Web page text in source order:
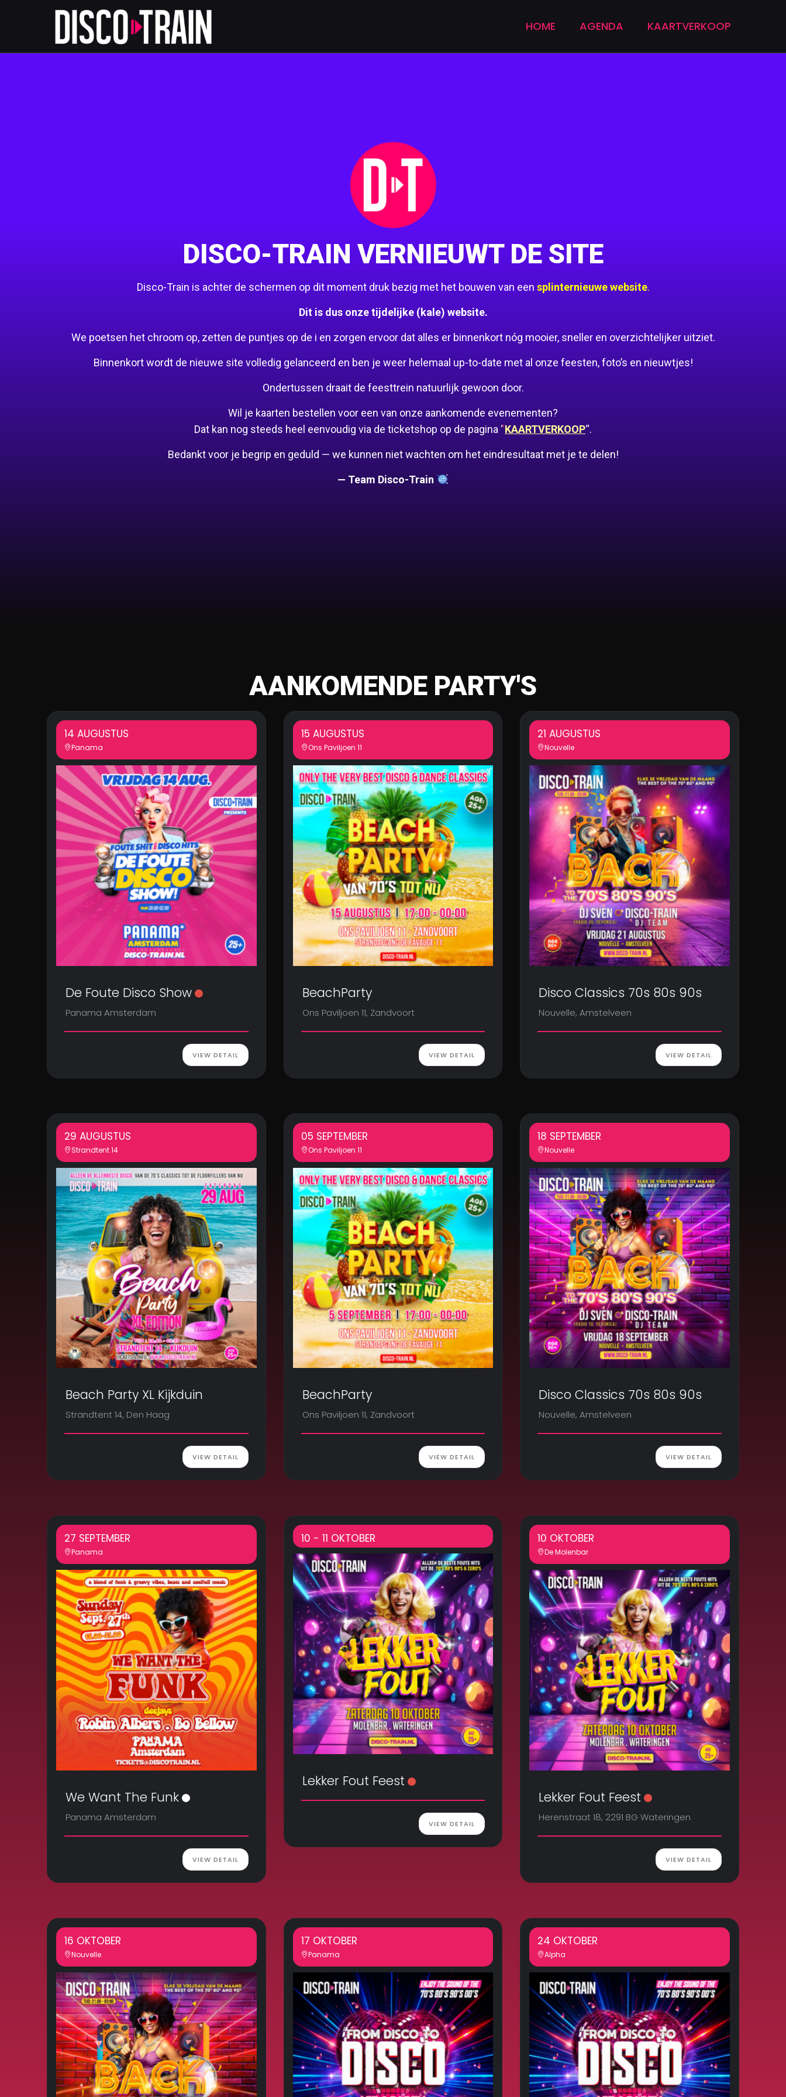
HOME AGENDA KAARTVERKOOP
DISCO-TRAIN VERNIEUWT DE SITE
Disco-Train is achter de schermen op dit moment druk bezig met het bouwen van een splinternieuwe website.
Dit is dus onze tijdelijke (kale) website.
We poetsen het chroom op, zetten de puntjes op de i en zorgen ervoor dat alles er binnenkort nóg mooier, sneller en overzichtelijker uitziet.
Binnenkort wordt de nieuwe site volledig gelanceerd en ben je weer helemaal up-to-date met al onze feesten, foto’s en nieuwtjes!
Ondertussen draait de feesttrein natuurlijk gewoon door.
Wil je kaarten bestellen voor een van onze aankomende evenementen?
Dat kan nog steeds heel eenvoudig via de ticketshop op de pagina ‘‘KAARTVERKOOP“.
Bedankt voor je begrip en geduld — we kunnen niet wachten om het eindresultaat met je te delen!
— Team Disco-Train
AANKOMENDE PARTY'S
14 AUGUSTUS
Panama
De Foute Disco Show
Panama Amsterdam
VIEW DETAIL
15 AUGUSTUS
Ons Paviljoen 11
BeachParty
Ons Paviljoen 11, Zandvoort
VIEW DETAIL
21 AUGUSTUS
Nouvelle
Disco Classics 70s 80s 90s
Nouvelle, Amstelveen
VIEW DETAIL
29 AUGUSTUS
Strandtent 14
Beach Party XL Kijkduin
Strandtent 14, Den Haag
VIEW DETAIL
05 SEPTEMBER
Ons Paviljoen 11
BeachParty
Ons Paviljoen 11, Zandvoort
VIEW DETAIL
18 SEPTEMBER
Nouvelle
Disco Classics 70s 80s 90s
Nouvelle, Amstelveen
VIEW DETAIL
27 SEPTEMBER
Panama
We Want The Funk
Panama Amsterdam
VIEW DETAIL
10 - 11 OKTOBER
Lekker Fout Feest
VIEW DETAIL
10 OKTOBER
De Molenbar
Lekker Fout Feest
Herenstraat 18, 2291 BG Wateringen
VIEW DETAIL
16 OKTOBER
Nouvelle
17 OKTOBER
Panama
24 OKTOBER
Alpha